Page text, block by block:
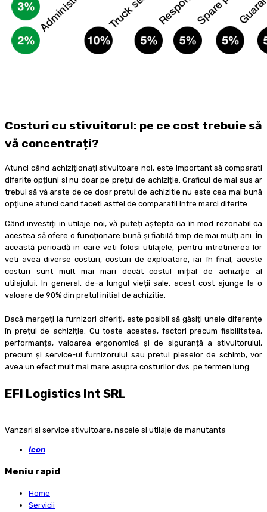
Costuri cu stivuitorul: pe ce cost trebuie să
vă concentrați?
Atunci când achiziționați stivuitoare noi, este important să comparati
diferite opțiuni si nu doar pe prețul de achiziție. Graficul de mai sus ar
trebui să vă arate de ce doar pretul de achizitie nu este cea mai bună
opțiune atunci cand faceti astfel de comparatii intre marci diferite.
Când investiți in utilaje noi, vă puteți aștepta ca în mod rezonabil ca
acestea să ofere o funcționare bună și fiabilă timp de mai mulți ani. În
această perioadă in care veti folosi utilajele, pentru intretinerea lor
veti avea diverse costuri, costuri de exploatare, iar în final, aceste
costuri sunt mult mai mari decât costul inițial de achiziție al
utilajului.
In general, de-a lungul vieții sale, acest cost ajunge la o
valoare de 90% din pretul initial de achizitie.
Dacă mergeți la furnizori diferiți, este posibil să găsiți unele diferențe
în prețul de achiziție.
Cu toate acestea, factori precum fiabilitatea,
performanța, valoarea ergonomică și de siguranță a stivuitorului,
precum și service-ul furnizorului sau pretul pieselor de schimb, vor
avea un efect mult mai mare asupra costurilor dvs. pe termen lung.
EFI Logistics Int SRL
Vanzari si service stivuitoare, nacele si utilaje de manutanta
icon
Meniu rapid
Home
Servicii